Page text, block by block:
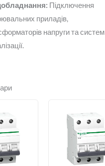
Підключення
приладів,
напруги та систем